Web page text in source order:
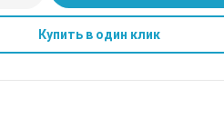
Купить в один клик